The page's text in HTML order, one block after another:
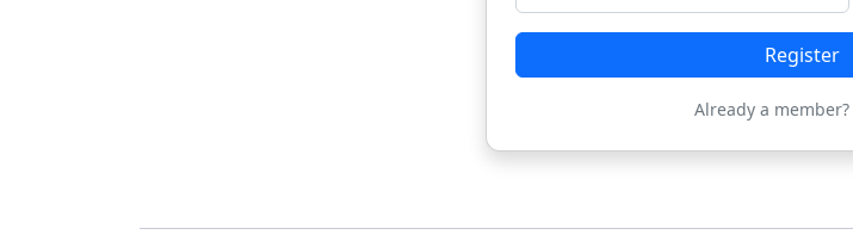
Register
Already a member?